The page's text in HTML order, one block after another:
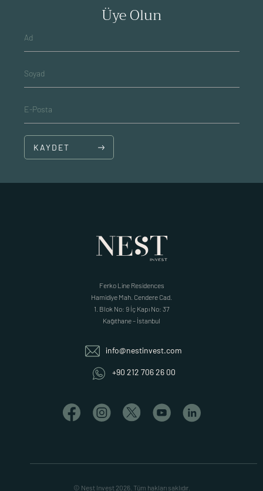
Üye Olun
Ad
Soyad
E-Posta
KAYDET
Ferko Line Residences
Hamidiye Mah. Cendere Cad.
1. Blok No: 9 İç Kapı No: 37
Kağıthane – İstanbul
info@nestinvest.com
+90 212 706 26 00
© Nest Invest 2026. Tüm hakları saklıdır.